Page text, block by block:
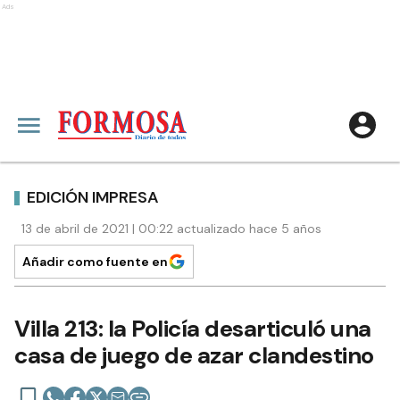
Ads
EDICIÓN IMPRESA
13 de abril de 2021 | 00:22 actualizado hace 5 años
Añadir como fuente en
Villa 213: la Policía desarticuló una
casa de juego de azar clandestino